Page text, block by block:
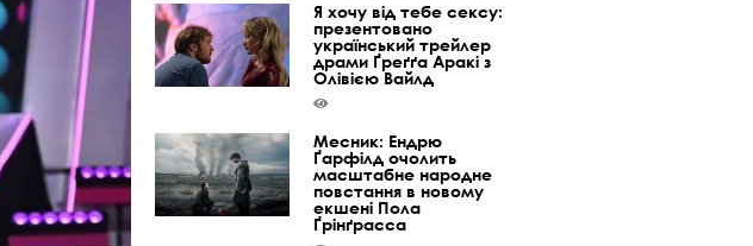
Я хочу від тебе сексу:
презентовано
український трейлер
драми Ґреґґа Аракі з
Олівією Вайлд
Месник: Ендрю
Ґарфілд очолить
масштабне народне
повстання в новому
екшені Пола
Ґрінґрасса